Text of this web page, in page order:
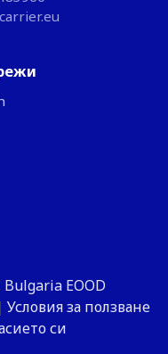
EOOD
Условия за ползване
си